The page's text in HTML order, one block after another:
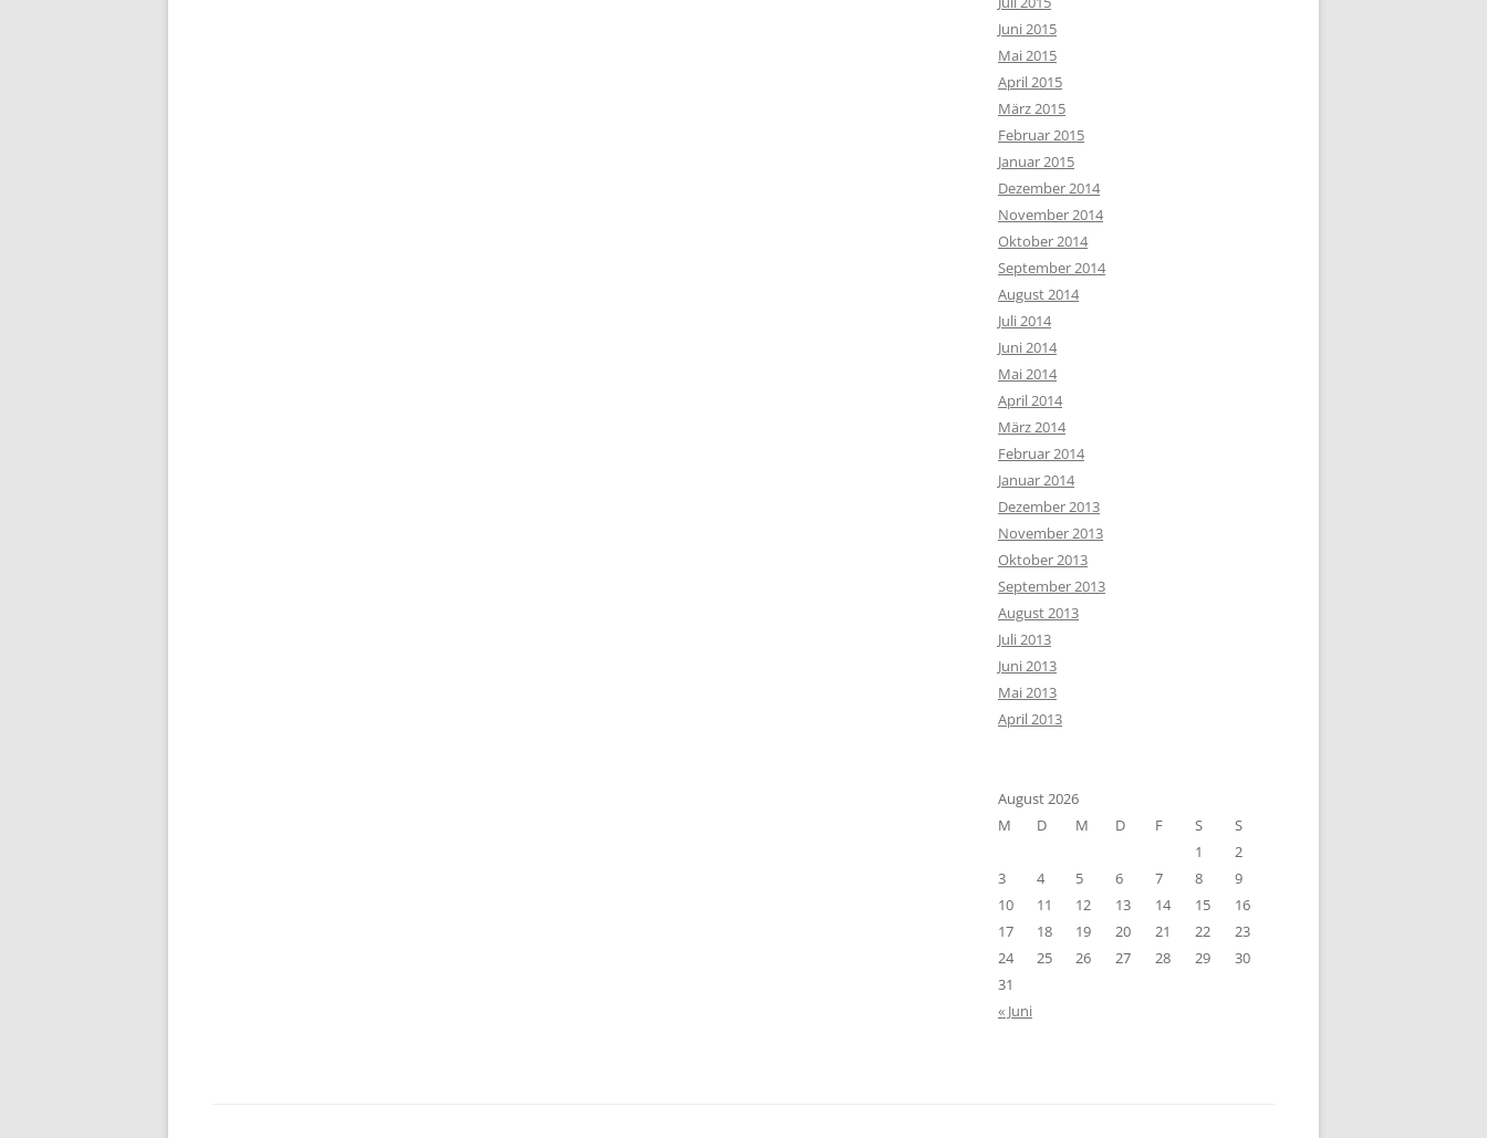
Juni 2015
Mai 2015
April 2015
März 2015
Februar 2015
Januar 2015
Dezember 2014
November 2014
Oktober 2014
September 2014
August 2014
Juli 2014
Juni 2014
Mai 2014
April 2014
März 2014
Februar 2014
Januar 2014
Dezember 2013
November 2013
Oktober 2013
September 2013
August 2013
Juli 2013
Juni 2013
Mai 2013
April 2013
August 2026
M
D M D F S
S
1
2
3
4 5 6 7 8
9
10
11 12 13 14 15
16
17
18 19 20 21 22
23
24
25 26 27 28 29
30
31
« Juni